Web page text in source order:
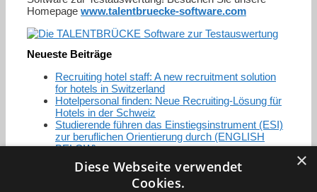
Homepage www.talentbruecke-software.com
Neueste Beiträge
Recruiting hotel staff: A new recruitment solution
for hotels in Switzerland
Hotelpersonal finden: Neue Recruiting-Lösung für
Hotels in der Schweiz
Studierende führen das Einstiegsinstrument (ESI)
zur beruflichen Orientierung durch (ENGLISH
BELOW)
×
Diese Webseite verwendet
Cookies.